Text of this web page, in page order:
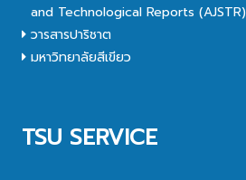
and Technological Reports (AJSTR)
วารสารปาริชาต
มหาวิทยาลัยสีเขียว
TSU SERVICE